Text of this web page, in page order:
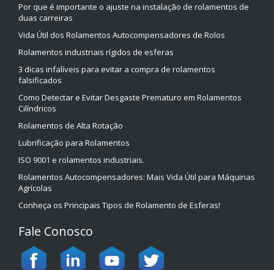
Por que é importante o ajuste na instalação de rolamentos de
duas carreiras
Vida Útil dos Rolamentos Autocompensadores de Rolos
Rolamentos industriais rígidos de esferas
3 dicas infalíveis para evitar a compra de rolamentos
falsificados
Como Detectar e Evitar Desgaste Prematuro em Rolamentos
Cilíndricos
Rolamentos de Alta Rotação
Lubrificação para Rolamentos
ISO 9001 e rolamentos industriais.
Rolamentos Autocompensadores: Mais Vida Útil para Máquinas
Agrícolas
Conheça os Principais Tipos de Rolamento de Esferas!
Fale Conosco